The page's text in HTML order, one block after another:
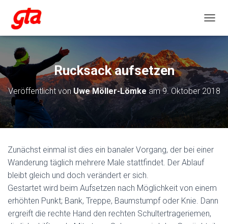
Rucksack aufsetzen
Veröffentlicht von Uwe Möller-Lömke am9. Oktober 2018
Zunächst einmal ist dies ein banaler Vorgang, der bei einer
Wanderung täglich mehrere Male stattfindet. Der Ablauf
bleibt gleich und doch verändert er sich.
Gestartet wird beim Aufsetzen nach Möglichkeit von einem
erhöhten Punkt; Bank, Treppe, Baumstumpf oder Knie. Dann
ergreift die rechte Hand den rechten Schultertrageriemen,